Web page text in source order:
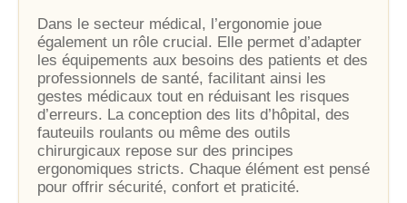
Dans le secteur médical, l’ergonomie joue
également un rôle crucial. Elle permet d’adapter
les équipements aux besoins des patients et des
professionnels de santé, facilitant ainsi les
gestes médicaux tout en réduisant les risques
d’erreurs. La conception des lits d’hôpital, des
fauteuils roulants ou même des outils
chirurgicaux repose sur des principes
ergonomiques stricts. Chaque élément est pensé
pour offrir sécurité, confort et praticité.